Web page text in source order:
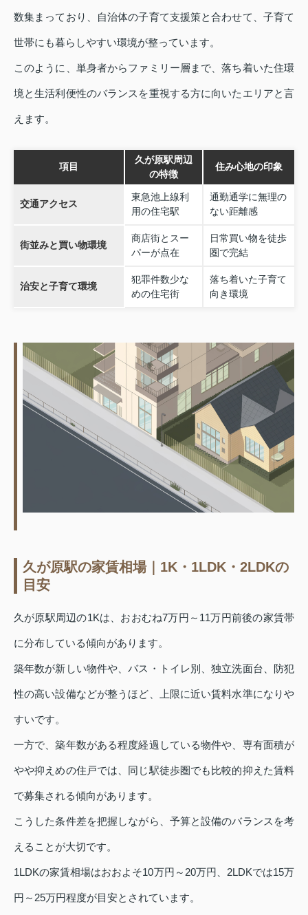
数集まっており、自治体の子育て支援策と合わせて、子育て
世帯にも暮らしやすい環境が整っています。
このように、単身者からファミリー層まで、落ち着いた住環
境と生活利便性のバランスを重視する方に向いたエリアと言
えます。
項目
久が原駅周辺
の特徴
住み心地の印象
交通アクセス
東急池上線利
用の住宅駅
通勤通学に無理の
ない距離感
街並みと買い物環境
商店街とスー
パーが点在
日常買い物を徒歩
圏で完結
治安と子育て環境
犯罪件数少な
めの住宅街
落ち着いた子育て
向き環境
久が原駅の家賃相場｜1K・1LDK・2LDKの
目安
久が原駅周辺の1Kは、おおむね7万円～11万円前後の家賃帯
に分布している傾向があります。
築年数が新しい物件や、バス・トイレ別、独立洗面台、防犯
性の高い設備などが整うほど、上限に近い賃料水準になりや
すいです。
一方で、築年数がある程度経過している物件や、専有面積が
やや抑えめの住戸では、同じ駅徒歩圏でも比較的抑えた賃料
で募集される傾向があります。
こうした条件差を把握しながら、予算と設備のバランスを考
えることが大切です。
1LDKの家賃相場はおおよそ10万円～20万円、2LDKでは15万
円～25万円程度が目安とされています。